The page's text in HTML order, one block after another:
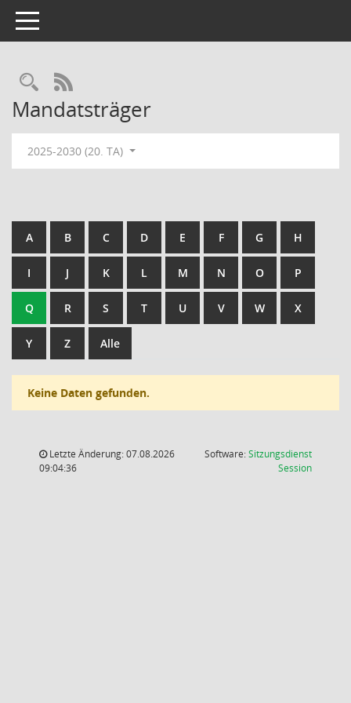
Toggle navigation
Rechercheauswahl
RSS-Feed
Mandatsträger
2025-2030 (20. TA)
A B C D E F G H
I J K L M N O P
Q R S T U V W X
Y Z Alle
Keine Daten gefunden.
Letzte Änderung: 07.08.2026
09:04:36
Software:Sitzungsdienst
Session(Wird in